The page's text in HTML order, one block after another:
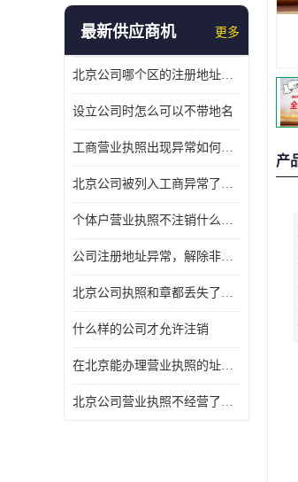
最新供应商机 更多
北京公司哪个区的注册地址靠谱
设立公司时怎么可以不带地名
工商营业执照出现异常如何处理
北京公司被列入工商异常了该怎么处理呢？
个体户营业执照不注销什么后果？
公司注册地址异常，解除非正常所需资料及流程
北京公司执照和章都丢失了怎么注销
什么样的公司才允许注销
在北京能办理营业执照的址什么费用
北京公司营业执照不经营了一定要注销吗
产